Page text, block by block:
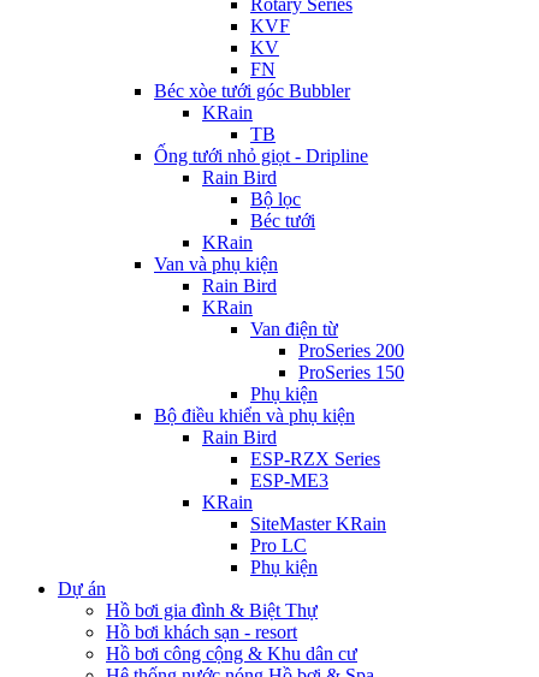
Rotary Series
KVF
KV
FN
Béc xòe tưới góc Bubbler
KRain
TB
Ống tưới nhỏ giọt - Dripline
Rain Bird
Bộ lọc
Béc tưới
KRain
Van và phụ kiện
Rain Bird
KRain
Van điện từ
ProSeries 200
ProSeries 150
Phụ kiện
Bộ điều khiển và phụ kiện
Rain Bird
ESP-RZX Series
ESP-ME3
KRain
SiteMaster KRain
Pro LC
Phụ kiện
Dự án
Hồ bơi gia đình & Biệt Thự
Hồ bơi khách sạn - resort
Hồ bơi công cộng & Khu dân cư